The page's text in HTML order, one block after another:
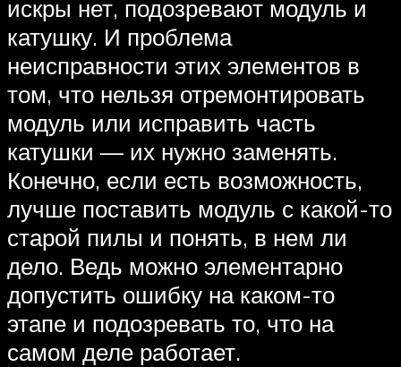
искры нет, подозревают модуль и
катушку. И проблема
неисправности этих элементов в
том, что нельзя отремонтировать
модуль или исправить часть
катушки — их нужно заменять.
Конечно, если есть возможность,
лучше поставить модуль с какой-то
старой пилы и понять, в нем ли
дело. Ведь можно элементарно
допустить ошибку на каком-то
этапе и подозревать то, что на
самом деле работает.